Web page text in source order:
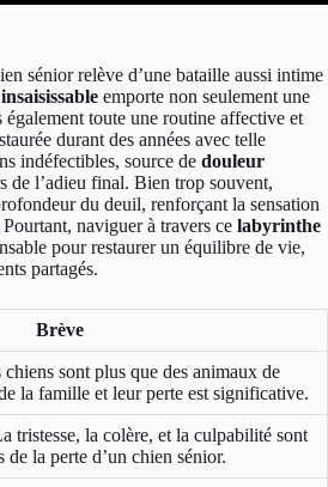
sénior relève d’une bataille aussi intime
emporte non seulement une
toute une routine affective et
durant des années avec telle
indéfectibles, source de douleur
de l’adieu final. Bien trop souvent,
du deuil, renforçant la sensation
naviguer à travers ce labyrinthe
pour restaurer un équilibre de vie,
partagés.
Brève
chiens sont plus que des animaux de
la famille et leur perte est significative.
tristesse, la colère, et la culpabilité sont
de la perte d’un chien sénior.